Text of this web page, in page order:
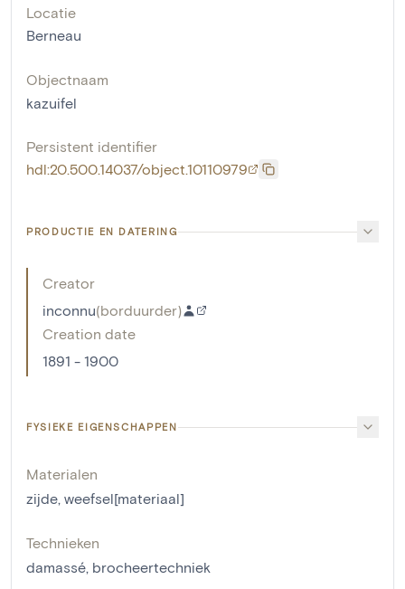
Locatie
Berneau
Objectnaam
kazuifel
Persistent identifier
hdl:20.500.14037/object.10110979
PRODUCTIE EN DATERING
Creator
inconnu(borduurder)
Creation date
1891 - 1900
FYSIEKE EIGENSCHAPPEN
Materialen
zijde, weefsel[materiaal]
Technieken
damassé, brocheertechniek